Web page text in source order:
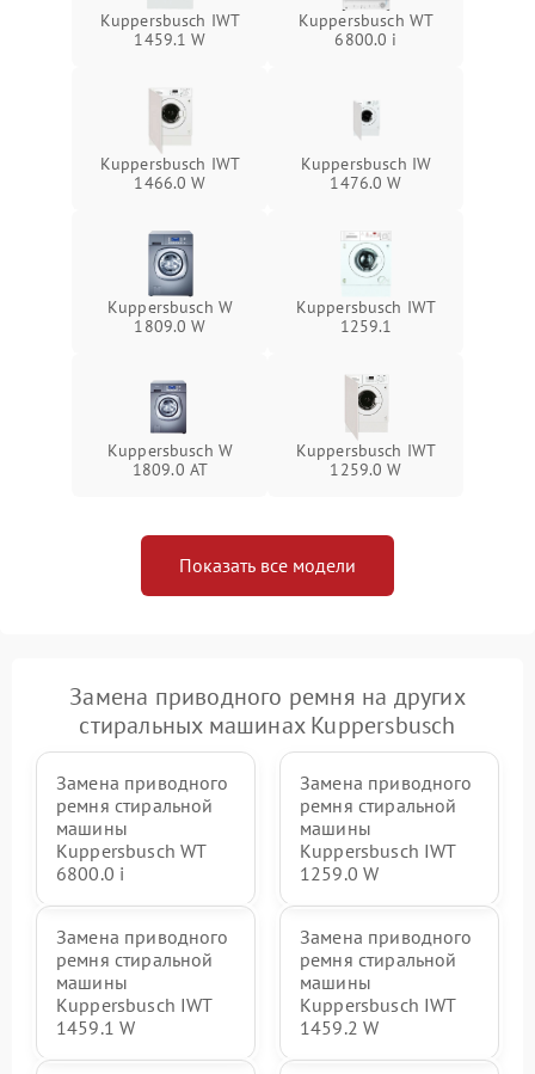
Kuppersbusch IWT
1459.1 W
Kuppersbusch WT
6800.0 i
Kuppersbusch IWT
1466.0 W
Kuppersbusch IW
1476.0 W
Kuppersbusch W
1809.0 W
Kuppersbusch IWT
1259.1
Kuppersbusch W
1809.0 AT
Kuppersbusch IWT
1259.0 W
Показать все модели
Замена приводного ремня на других
стиральных машинах Kuppersbusch
Замена приводного
ремня стиральной
машины
Kuppersbusch WT
6800.0 i
Замена приводного
ремня стиральной
машины
Kuppersbusch IWT
1259.0 W
Замена приводного
ремня стиральной
машины
Kuppersbusch IWT
1459.1 W
Замена приводного
ремня стиральной
машины
Kuppersbusch IWT
1459.2 W